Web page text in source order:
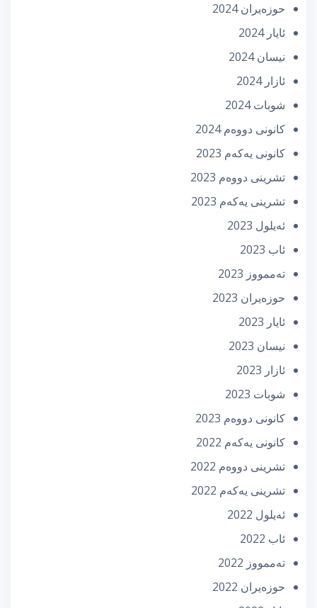
حوزه‌یران 2024
ئایار 2024
نیسان 2024
ئازار 2024
شوبات 2024
كانونی دووه‌م 2024
كانونی یه‌كه‌م 2023
تشرینی دووه‌م 2023
تشرینی یه‌كه‌م 2023
ئه‌یلول 2023
ئاب 2023
تەممووز 2023
حوزه‌یران 2023
ئایار 2023
نیسان 2023
ئازار 2023
شوبات 2023
كانونی دووه‌م 2023
كانونی یه‌كه‌م 2022
تشرینی دووه‌م 2022
تشرینی یه‌كه‌م 2022
ئه‌یلول 2022
ئاب 2022
تەممووز 2022
حوزه‌یران 2022